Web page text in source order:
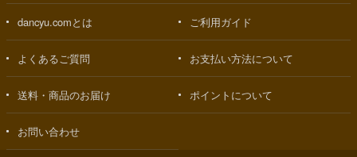
dancyu.comとは ご利用ガイド
よくあるご質問 お支払い方法について
送料・商品のお届け ポイントについて
お問い合わせ